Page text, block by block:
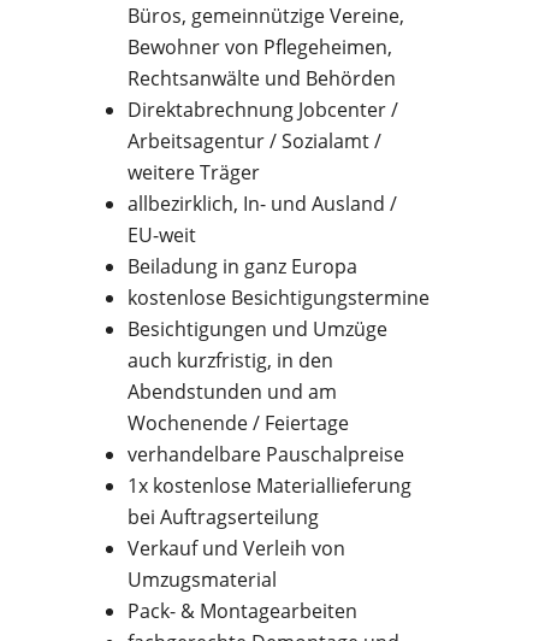
Büros, gemeinnützige Vereine,
Bewohner von Pflegeheimen,
Rechtsanwälte und Behörden
Direktabrechnung Jobcenter /
Arbeitsagentur / Sozialamt /
weitere Träger
allbezirklich, In- und Ausland /
EU-weit
Beiladung in ganz Europa
kostenlose Besichtigungstermine
Besichtigungen und Umzüge
auch kurzfristig, in den
Abendstunden und am
Wochenende / Feiertage
verhandelbare Pauschalpreise
1x kostenlose Materiallieferung
bei Auftragserteilung
Verkauf und Verleih von
Umzugsmaterial
Pack- & Montagearbeiten